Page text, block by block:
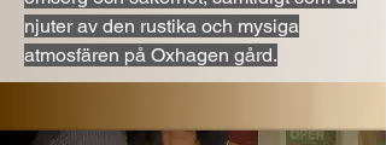
njuter av den rustika och mysiga
atmosfären på Oxhagen gård.